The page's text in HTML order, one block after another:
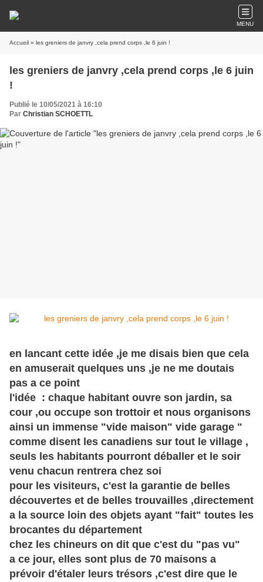
MENU
Accueil » les greniers de janvry ,cela prend corps ,le 6 juin !
les greniers de janvry ,cela prend corps ,le 6 juin
!
Publié le 10/05/2021 à 16:10
Par Christian SCHOETTL
en lancant cette idée ,je me disais bien que cela
en amuserait quelques uns ,je ne me doutais
pas a ce point
l'idée : chaque habitant ouvre son jardin, sa
cour ,ou occupe son trottoir et nous organisons
ainsi un immense "vide maison" vide garage "
comme disent les canadiens sur tout le village ,
seuls les habitants pourront déballer et le soir
venu chacun rentrera chez soi
pour les visiteurs, c'est la garantie de belles
découvertes et de belles trouvailles ,directement
a la source loin des objets ayant "fait" toutes les
brocantes du département
chez les chineurs on dit que c'est du "pas vu"
a ce jour, elles sont plus de 70 maisons a
prévoir d'étaler leurs trésors ,c'est dire que le